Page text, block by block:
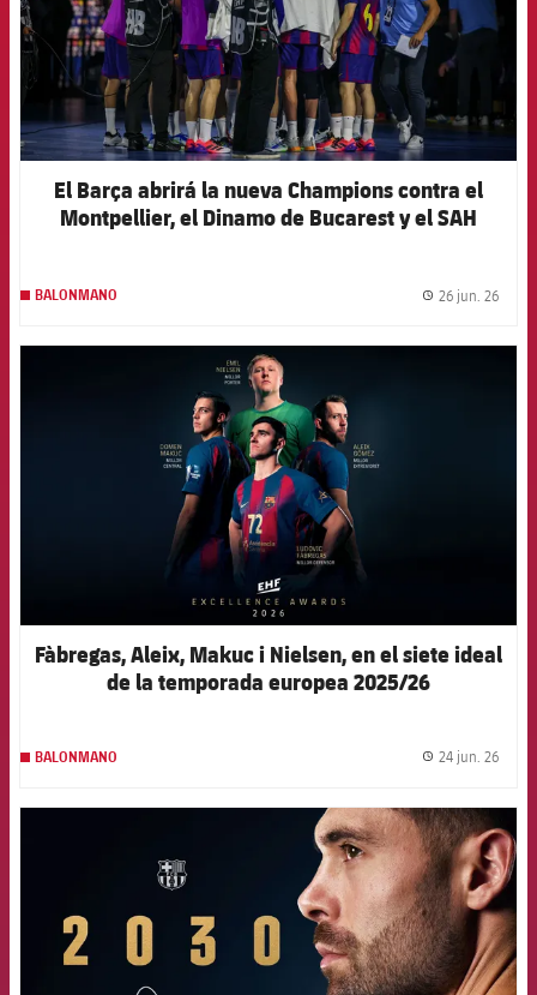
El Barça abrirá la nueva Champions contra el
Montpellier, el Dinamo de Bucarest y el SAH
BALONMANO 26 jun. 26
FCB Barcelona badge
Fàbregas, Aleix, Makuc i Nielsen, en el siete ideal
de la temporada europea 2025/26
BALONMANO 24 jun. 26
FCB Barcelona badge